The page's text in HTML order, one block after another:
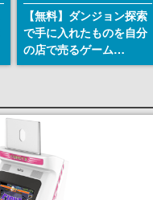
【無料】ダンジョン探索
で手に入れたものを自分
の店で売るゲーム
『Moonlighter』が
の9月2日正式リリースを
記念したキャンペーン